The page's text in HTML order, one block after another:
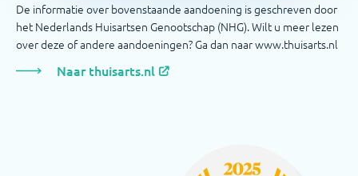
De informatie over bovenstaande aandoening is geschreven door
het Nederlands Huisartsen Genootschap (NHG). Wilt u meer lezen
over deze of andere aandoeningen? Ga dan naar www.thuisarts.nl
Naar thuisarts.nl